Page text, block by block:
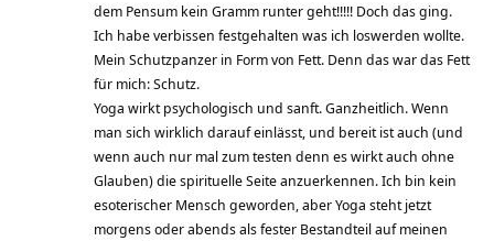
dem Pensum kein Gramm runter geht!!!!! Doch das ging.
Ich habe verbissen festgehalten was ich loswerden wollte.
Mein Schutzpanzer in Form von Fett. Denn das war das Fett
für mich: Schutz.
Yoga wirkt psychologisch und sanft. Ganzheitlich. Wenn
man sich wirklich darauf einlässt, und bereit ist auch (und
wenn auch nur mal zum testen denn es wirkt auch ohne
Glauben) die spirituelle Seite anzuerkennen. Ich bin kein
esoterischer Mensch geworden, aber Yoga steht jetzt
morgens oder abends als fester Bestandteil auf meinen